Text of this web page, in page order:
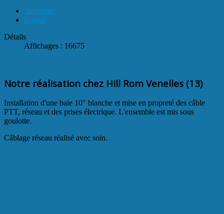
Imprimer
E-mail
Détails
Affichages : 16675
Notre réalisation chez Hill Rom Venelles (13)
Installation d'une baie 10" blanche et mise en propreté des câble
PTT, réseau et des prises électrique. L'ensemble est mis sous
goulotte.
Câblage réseau réalisé avec soin.